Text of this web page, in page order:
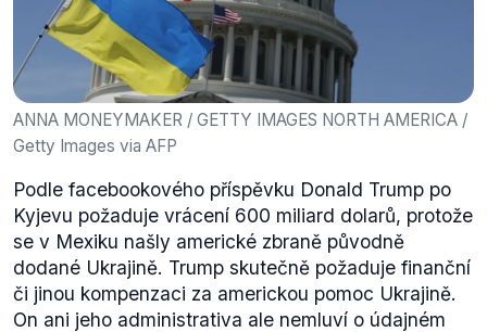
ANNA MONEYMAKER / GETTY IMAGES NORTH AMERICA /
Getty Images via AFP
Podle facebookového příspěvku Donald Trump po
Kyjevu požaduje vrácení 600 miliard dolarů, protože
se v Mexiku našly americké zbraně původně
dodané Ukrajině. Trump skutečně požaduje finanční
či jinou kompenzaci za americkou pomoc Ukrajině.
On ani jeho administrativa ale nemluví o údajném